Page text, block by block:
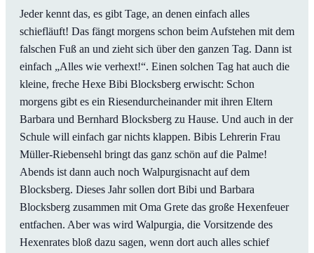
Jeder kennt das, es gibt Tage, an denen einfach alles
schiefläuft! Das fängt morgens schon beim Aufstehen mit dem
falschen Fuß an und zieht sich über den ganzen Tag. Dann ist
einfach „Alles wie verhext!“. Einen solchen Tag hat auch die
kleine, freche Hexe Bibi Blocksberg erwischt: Schon
morgens gibt es ein Riesendurcheinander mit ihren Eltern
Barbara und Bernhard Blocksberg zu Hause. Und auch in der
Schule will einfach gar nichts klappen. Bibis Lehrerin Frau
Müller-Riebensehl bringt das ganz schön auf die Palme!
Abends ist dann auch noch Walpurgisnacht auf dem
Blocksberg. Dieses Jahr sollen dort Bibi und Barbara
Blocksberg zusammen mit Oma Grete das große Hexenfeuer
entfachen. Aber was wird Walpurgia, die Vorsitzende des
Hexenrates bloß dazu sagen, wenn dort auch alles schief